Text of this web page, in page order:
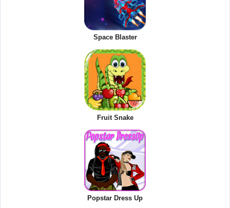
Space Blaster
Fruit Snake
Popstar Dress Up